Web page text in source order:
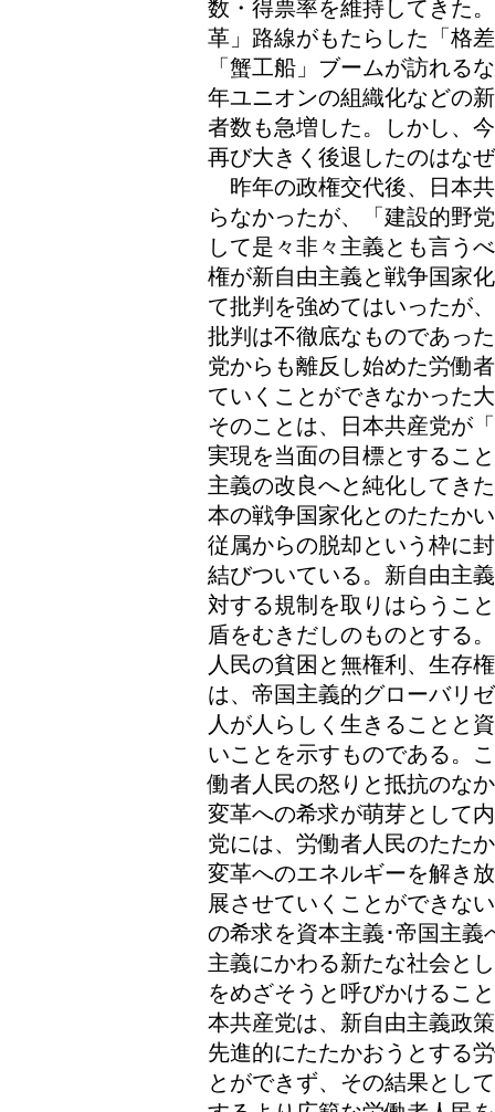
数・得票率を維持してきた
革」路線がもたらした「格
「蟹工船」ブームが訪れる
年ユニオンの組織化などの
者数も急増した。しかし、
再び大きく後退したのはな
昨年の政権交代後、日本
らなかったが、「建設的野
して是々非々主義とも言う
権が新自由主義と戦争国家
て批判を強めてはいったが
批判は不徹底なものであっ
党からも離反し始めた労働
ていくことができなかった
そのことは、日本共産党が
実現を当面の目標とするこ
主義の改良へと純化してき
本の戦争国家化とのたたか
従属からの脱却という枠に
結びついている。新自由主
対する規制を取りはらうこ
盾をむきだしのものとする
人民の貧困と無権利、生存
は、帝国主義的グローバリ
人が人らしく生きることと
いことを示すものである。
働者人民の怒りと抵抗のな
変革への希求が萌芽として
党には、労働者人民のたた
変革へのエネルギーを解き
展させていくことができな
の希求を資本主義･帝国主義
主義にかわる新たな社会と
をめざそうと呼びかけるこ
本共産党は、新自由主義政
先進的にたたかおうとする
とができず、その結果とし